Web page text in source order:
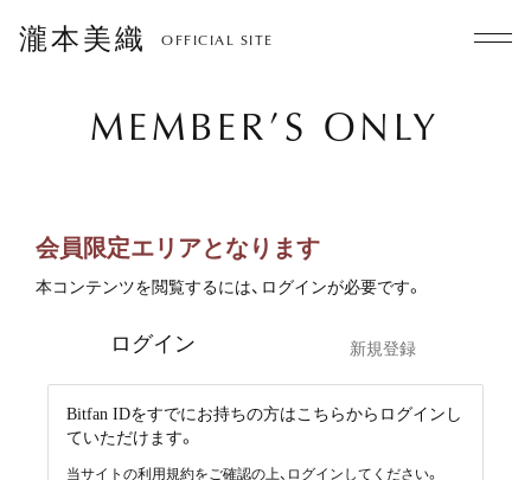
瀧本美織 OFFICIAL SITE
MEMBER’S ONLY
会員限定エリアとなります
本コンテンツを閲覧するには、ログインが必要です。
ログイン 新規登録
Bitfan IDをすでにお持ちの方はこちらからログインし
ていただけます。
当サイトの利用規約をご確認の上、ログインしてください。